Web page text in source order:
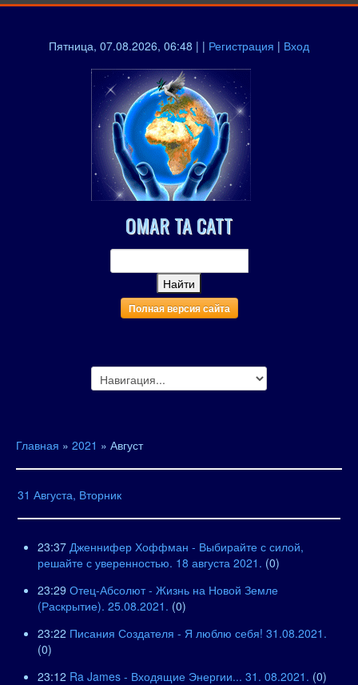
Пятница, 07.08.2026, 06:48 | | Регистрация | Вход
OMAR TA CATT
Полная версия сайта
Главная » 2021 » Август
31 Августа, Вторник
23:37 Дженнифер Хоффман - Выбирайте с силой,
решайте с уверенностью. 18 августа 2021. (0)
23:29 Отец-Абсолют - Жизнь на Новой Земле
(Раскрытие). 25.08.2021. (0)
23:22 Писания Создателя - Я люблю себя! 31.08.2021.
(0)
23:12 Ra James - Входящие Энергии... 31. 08.2021. (0)